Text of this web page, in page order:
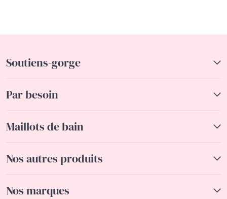
Soutiens-gorge
Par besoin
Maillots de bain
Nos autres produits
Nos marques